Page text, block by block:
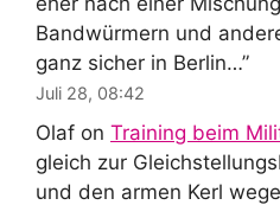
Bandwürmern und
ganz sicher in Berlin…”
Juli 28, 08:42
Olaf on Training beim
gleich zur
und den armen Kerl